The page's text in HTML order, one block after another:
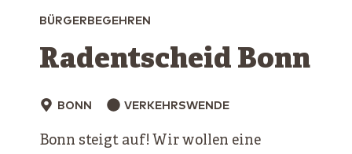
BÜRGERBEGEHREN
Radentscheid Bonn
BONN VERKEHRSWENDE
Bonn steigt auf! Wir wollen eine